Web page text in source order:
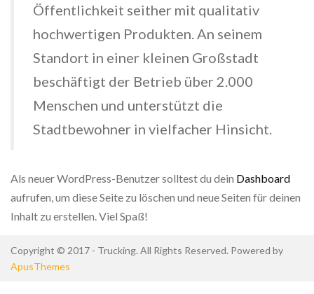
Öffentlichkeit seither mit qualitativ
hochwertigen Produkten. An seinem
Standort in einer kleinen Großstadt
beschäftigt der Betrieb über 2.000
Menschen und unterstützt die
Stadtbewohner in vielfacher Hinsicht.
Als neuer WordPress-Benutzer solltest du dein Dashboard
aufrufen, um diese Seite zu löschen und neue Seiten für deinen
Inhalt zu erstellen. Viel Spaß!
Copyright © 2017 - Trucking. All Rights Reserved. Powered by
ApusThemes